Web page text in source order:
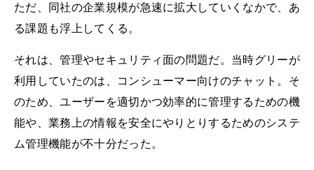
ただ、同社の企業規模が急速に拡大していくなかで、あ
る課題も浮上してくる。
それは、管理やセキュリティ面の問題だ。当時グリーが
利用していたのは、コンシューマー向けのチャット。そ
のため、ユーザーを適切かつ効率的に管理するための機
能や、業務上の情報を安全にやりとりするためのシステ
ム管理機能が不十分だった。